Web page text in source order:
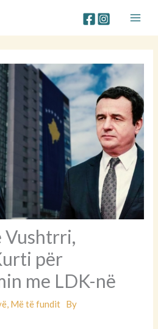
Vushtrri,
për
me LDK-në
, Më të fundit By